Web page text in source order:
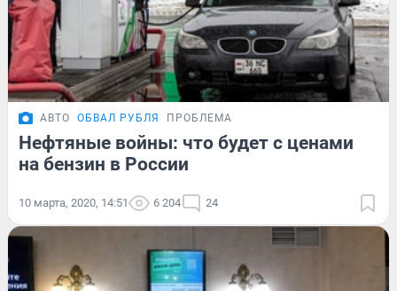
АВТО ОБВАЛ РУБЛЯ ПРОБЛЕМА
Нефтяные войны: что будет с ценами
на бензин в России
10 марта, 2020, 14:51 6 204 24